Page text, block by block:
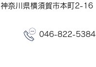
046-822-5384
神奈川県横須賀市本町2-16